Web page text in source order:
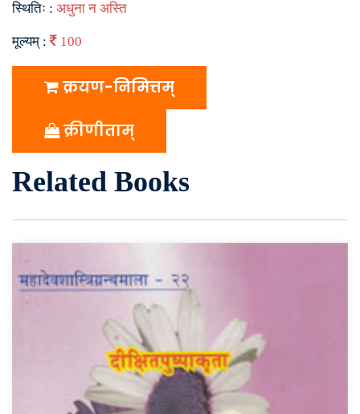
स्थितिः : अधुना न अस्ति
मूल्यम् : 100
क्रयण-निमित्तम्
क्रीणीताम्
Related Books